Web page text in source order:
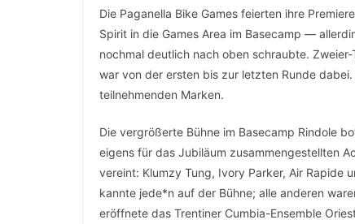
Die Paganella Bike Games feierten ihre
Spirit in die Games Area im Basecamp —
nochmal deutlich nach oben schraubte.
war von der ersten bis zur letzten Runde
teilnehmenden Marken.
Die vergrößerte Bühne im Basecamp Rindole
eigens für das Jubiläum zusammengestellten
vereint: Klumzy Tung, Ivory Parker, Air Rapide
kannte jede*n auf der Bühne; alle anderen
eröffnete das Trentiner Cumbia-Ensemble